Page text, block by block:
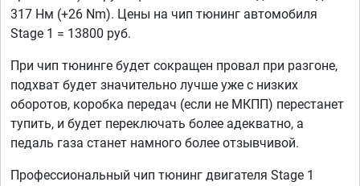
317 Нм (+26 Nm). Цены на чип тюнинг автомобиля
Stage 1 = 13800 руб.
При чип тюнинге будет сокращен провал при разгоне,
подхват будет значительно лучше уже с низких
оборотов, коробка передач (если не МКПП) перестанет
тупить, и будет переключать более адекватно, а
педаль газа станет намного более отзывчивой.
Профессиональный чип тюнинг двигателя Stage 1